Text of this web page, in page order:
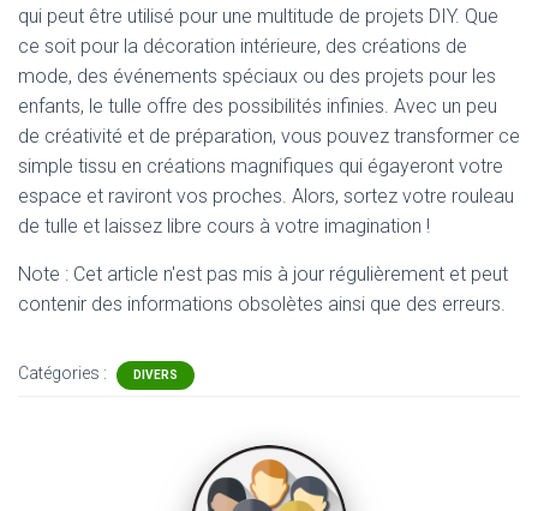
qui peut être utilisé pour une multitude de projets DIY. Que
ce soit pour la décoration intérieure, des créations de
mode, des événements spéciaux ou des projets pour les
enfants, le tulle offre des possibilités infinies. Avec un peu
de créativité et de préparation, vous pouvez transformer ce
simple tissu en créations magnifiques qui égayeront votre
espace et raviront vos proches. Alors, sortez votre rouleau
de tulle et laissez libre cours à votre imagination !
Note : Cet article n'est pas mis à jour régulièrement et peut
contenir des informations obsolètes ainsi que des erreurs.
Catégories : DIVERS